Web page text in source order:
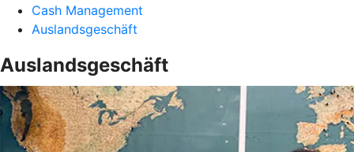
Cash Management
Auslandsgeschäft
Auslandsgeschäft